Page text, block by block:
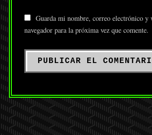
Guarda mi nombre, correo electrónico y
navegador para la próxima vez que comente.